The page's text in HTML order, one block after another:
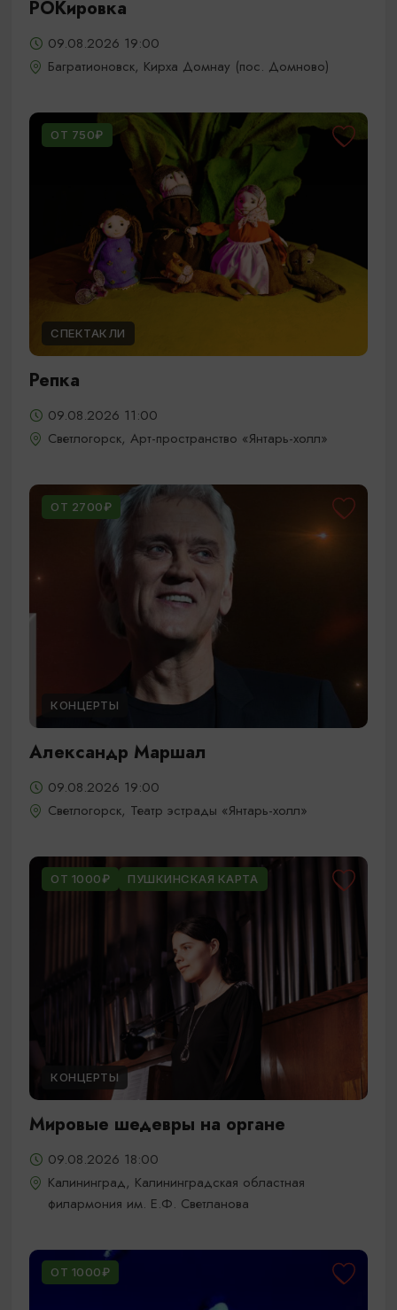
РОКировка
09.08.2026 19:00
Багратионовск, Кирха Домнау (пос. Домново)
ОТ 750₽
СПЕКТАКЛИ
Репка
09.08.2026 11:00
Светлогорск, Арт-пространство «Янтарь-холл»
ОТ 2700₽
КОНЦЕРТЫ
Александр Маршал
09.08.2026 19:00
Светлогорск, Театр эстрады «Янтарь-холл»
ОТ 1000₽ ПУШКИНСКАЯ КАРТА
КОНЦЕРТЫ
Мировые шедевры на органе
09.08.2026 18:00
Калининград, Калининградская областная
филармония им. Е.Ф. Светланова
ОТ 1000₽